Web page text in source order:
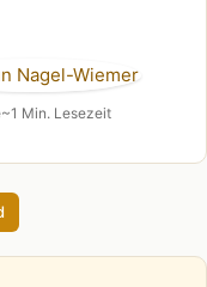
~1 Min. Lesezeit